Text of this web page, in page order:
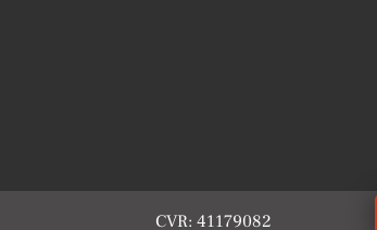
CVR: 41179082